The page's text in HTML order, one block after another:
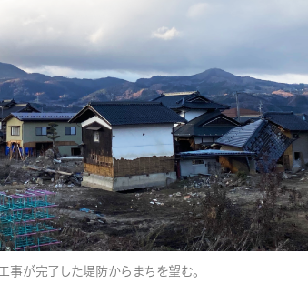
が完了した堤防からまちを望む。